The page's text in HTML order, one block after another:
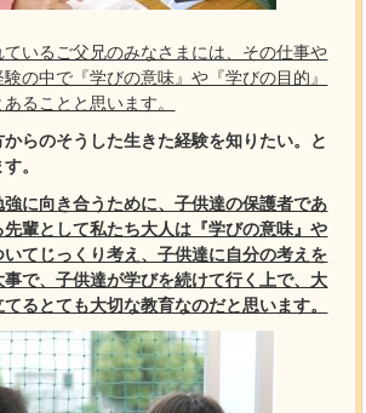
いるご父兄のみなさまには、その仕事や
の中で『学びの意味』や『学びの目的』
ることと思います。
らのそうした生きた経験を知りたい。と
。
に向き合うために、子供達の保護者であ
先輩として私たち大人は『学びの意味』や
いてじっくり考え、子供達に自分の考えを
で、子供達が学びを続けて行く上で、大
るとても大切な教育なのだと思います。